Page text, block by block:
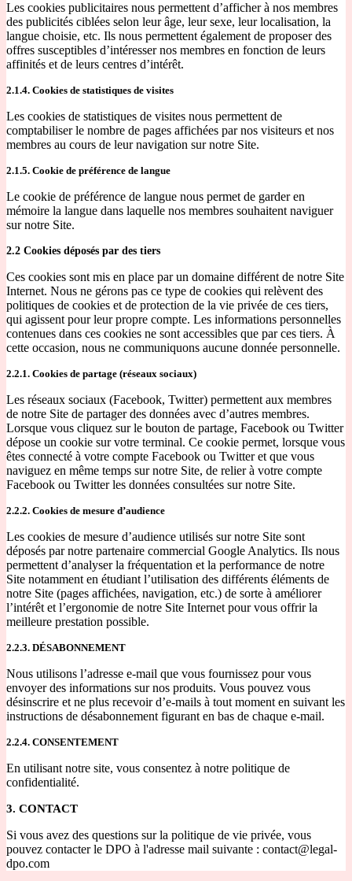
Les cookies publicitaires nous permettent d’afficher à nos membres
des publicités ciblées selon leur âge, leur sexe, leur localisation, la
langue choisie, etc. Ils nous permettent également de proposer des
offres susceptibles d’intéresser nos membres en fonction de leurs
affinités et de leurs centres d’intérêt.
2.1.4. Cookies de statistiques de visites
Les cookies de statistiques de visites nous permettent de
comptabiliser le nombre de pages affichées par nos visiteurs et nos
membres au cours de leur navigation sur notre Site.
2.1.5. Cookie de préférence de langue
Le cookie de préférence de langue nous permet de garder en
mémoire la langue dans laquelle nos membres souhaitent naviguer
sur notre Site.
2.2 Cookies déposés par des tiers
Ces cookies sont mis en place par un domaine différent de notre Site
Internet. Nous ne gérons pas ce type de cookies qui relèvent des
politiques de cookies et de protection de la vie privée de ces tiers,
qui agissent pour leur propre compte. Les informations personnelles
contenues dans ces cookies ne sont accessibles que par ces tiers. À
cette occasion, nous ne communiquons aucune donnée personnelle.
2.2.1. Cookies de partage (réseaux sociaux)
Les réseaux sociaux (Facebook, Twitter) permettent aux membres
de notre Site de partager des données avec d’autres membres.
Lorsque vous cliquez sur le bouton de partage, Facebook ou Twitter
dépose un cookie sur votre terminal. Ce cookie permet, lorsque vous
êtes connecté à votre compte Facebook ou Twitter et que vous
naviguez en même temps sur notre Site, de relier à votre compte
Facebook ou Twitter les données consultées sur notre Site.
2.2.2. Cookies de mesure d’audience
Les cookies de mesure d’audience utilisés sur notre Site sont
déposés par notre partenaire commercial Google Analytics. Ils nous
permettent d’analyser la fréquentation et la performance de notre
Site notamment en étudiant l’utilisation des différents éléments de
notre Site (pages affichées, navigation, etc.) de sorte à améliorer
l’intérêt et l’ergonomie de notre Site Internet pour vous offrir la
meilleure prestation possible.
2.2.3. DÉSABONNEMENT
Nous utilisons l’adresse e-mail que vous fournissez pour vous
envoyer des informations sur nos produits. Vous pouvez vous
désinscrire et ne plus recevoir d’e-mails à tout moment en suivant les
instructions de désabonnement figurant en bas de chaque e-mail.
2.2.4. CONSENTEMENT
En utilisant notre site, vous consentez à notre politique de
confidentialité.
3. CONTACT
Si vous avez des questions sur la politique de vie privée, vous
pouvez contacter le DPO à l'adresse mail suivante : contact@legal-
dpo.com